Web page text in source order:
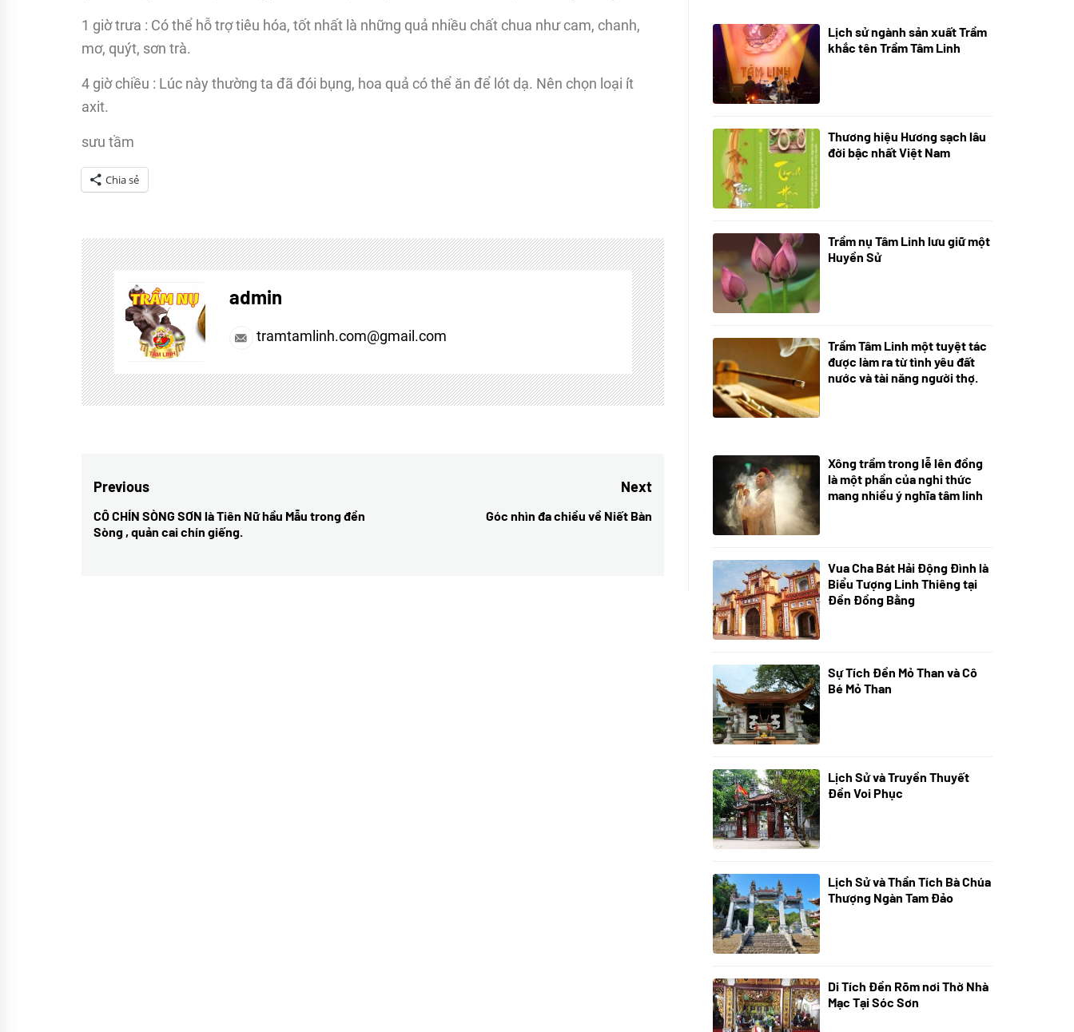
1 giờ trưa : Có thể hỗ trợ tiêu hóa, tốt nhất là những quả nhiều chất chua như cam, chanh,
mơ, quýt, sơn trà.
4 giờ chiều : Lúc này thường ta đã đói bụng, hoa quả có thể ăn để lót dạ. Nên chọn loại ít
axit.
sưu tầm
Chia sẻ
lời
hay
admin
tramtamlinh.com@gmail.com
Điều
hướng
bài
Previous
Previous
post:
CÔ CHÍN SÒNG SƠN là Tiên Nữ hầu Mẫu trong đền
Sòng , quản cai chín giếng.
Next
Next
Góc nhìn đa chiều về Niết Bàn
21/10/2025
Lịch sử ngành sản xuất Trầm
khắc tên Trầm Tâm Linh
18/10/2025
Thương hiệu Hương sạch lâu
đời bậc nhất Việt Nam
05/10/2025
Trầm nụ Tâm Linh lưu giữ một
Huyền Sử
09/06/2024
Trầm Tâm Linh một tuyệt tác
được làm ra từ tình yêu đất
nước và tài năng người thợ.
21/07/2024
Xông trầm trong lễ lên đồng
là một phần của nghi thức
mang nhiều ý nghĩa tâm linh
08/07/2024
Vua Cha Bát Hải Động Đình là
Biểu Tượng Linh Thiêng tại
Đền Đồng Bằng
08/07/2024
Sự Tích Đền Mỏ Than và Cô
Bé Mỏ Than
07/07/2024
Lịch Sử và Truyền Thuyết
Đền Voi Phục
05/07/2024
Lịch Sử và Thần Tích Bà Chúa
Thượng Ngàn Tam Đảo
05/07/2024
Di Tích Đền Rõm nơi Thờ Nhà
Mạc Tại Sóc Sơn